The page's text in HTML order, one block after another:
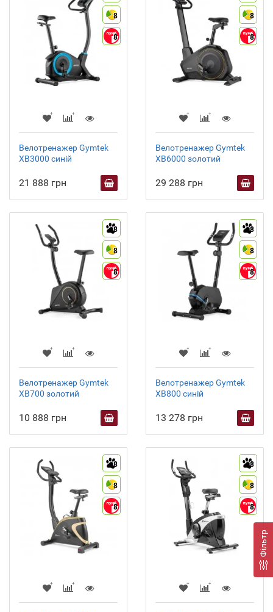
Фільтр
8
8
Велотренажер Gymtek
XB3000 синій
21 888 грн
8
8
Велотренажер Gymtek
XB6000 золотий
29 288 грн
8
8
8
Велотренажер Gymtek
XB700 золотий
10 888 грн
8
8
8
Велотренажер Gymtek
XB800 синій
13 278 грн
8
8
8
8
8
8